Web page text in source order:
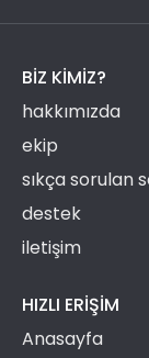
BIZ KIMIZ?
hakkımızda
ekip
sıkça sorulan
destek
iletişim
HIZLI ERIŞIM
Anasayfa